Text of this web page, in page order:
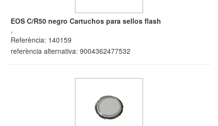
EOS C/R50 negro Cartuchos para sellos flash
,
Referència: 140159
referència alternativa: 9004362477532